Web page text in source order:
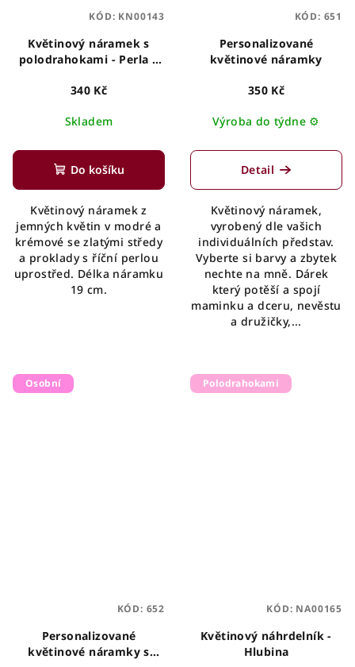
Květinový náramek s
polodrahokami - Perla v
340 Kč
Skladem
Do košíku
Květinový náramek z
jemných květin v modré a
krémové se zlatými středy
a proklady s říční perlou
uprostřed. Délka náramku
19 cm.
KÓD: KN00143
Personalizované
květinové náramky
350 Kč
Výroba do týdne ⚙️
Detail
Květinový náramek,
vyrobený dle vašich
individuálních představ.
Vyberte si barvy a zbytek
nechte na mně. Dárek
který potěší a spojí
maminku a dceru, nevěstu
a družičky,...
KÓD: 651
Osobní
Personalizované
květinové náramky s
KÓD: 652
Polodrahokami
Květinový náhrdelník -
Hlubina
KÓD: NA00165